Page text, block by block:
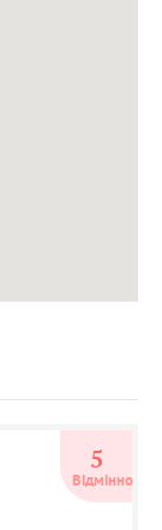
5
Відмінно